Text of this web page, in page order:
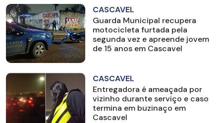
CASCAVEL
Guarda Municipal recupera
motocicleta furtada pela
segunda vez e apreende jovem
de 15 anos em Cascavel
CASCAVEL
Entregadora é ameaçada por
vizinho durante serviço e caso
termina em buzinaço em
Cascavel